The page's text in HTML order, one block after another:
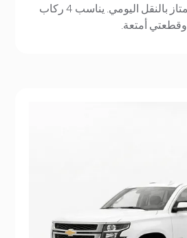
المدينة مع شعور ممتاز بالنقل اليومي. يناسب 4 ركاب
وقطعتي أمتعة.